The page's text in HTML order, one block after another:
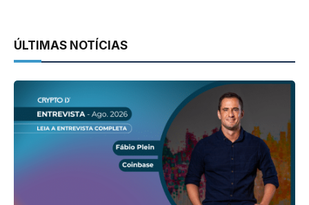
ÚLTIMAS NOTÍCIAS